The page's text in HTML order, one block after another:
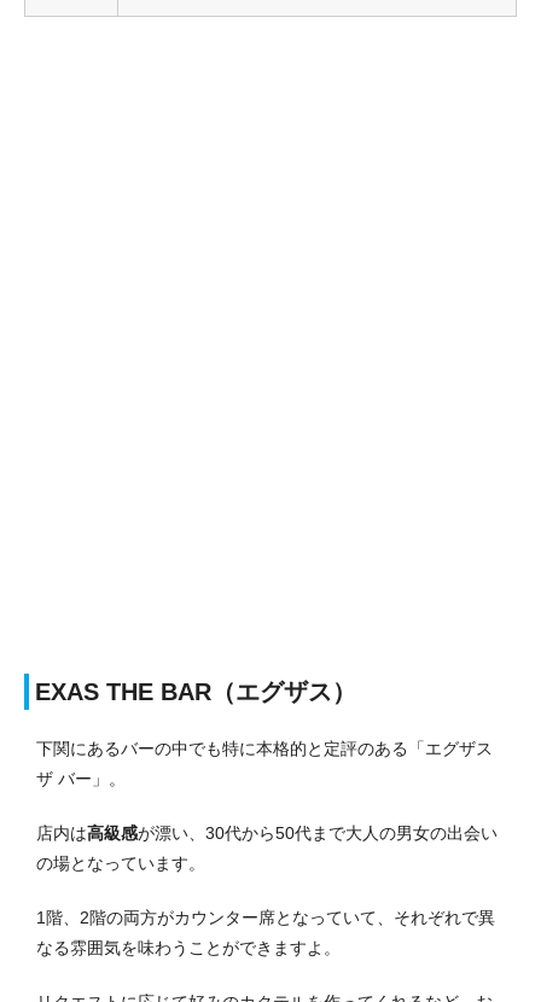
EXAS THE BAR（エグザス）
下関にあるバーの中でも特に本格的と定評のある「エグザス
ザ バー」。
店内は高級感が漂い、30代から50代まで大人の男女の出会い
の場となっています。
1階、2階の両方がカウンター席となっていて、それぞれで異
なる雰囲気を味わうことができますよ。